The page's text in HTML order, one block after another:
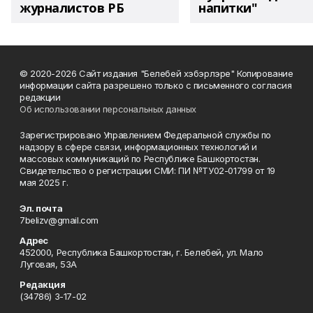
журналистов РБ напитки"
© 2020-2026 Сайт издания "Белебей хэбэрлэре" Копирование
информации сайта разрешено только с письменного согласия
редакции
Об использовании персональных данных
Зарегистрировано Управлением Федеральной службы по
надзору в сфере связи, информационных технологий и
массовых коммуникаций по Республике Башкортостан.
Свидетельство о регистрации СМИ: ПИ №ТУ02-01799 от 19
мая 2025 г.
Эл. почта
7belizv@gmail.com
Адрес
452000, Республика Башкортостан, г. Белебей, ул. Мало
Луговая, 53А
Редакция
(34786) 3-17-02